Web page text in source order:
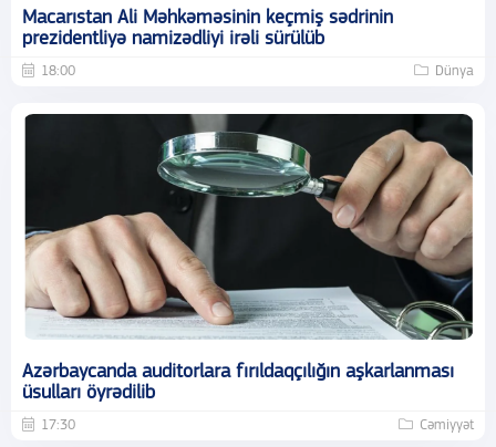
Macarıstan Ali Məhkəməsinin keçmiş sədrinin
prezidentliyə namizədliyi irəli sürülüb
18:00 Dünya
Azərbaycanda auditorlara fırıldaqçılığın aşkarlanması
üsulları öyrədilib
17:30 Cəmiyyət